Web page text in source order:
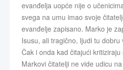
evanđelja uopće nije o
svega na umu imao svoje
evanđelje zapisano. Marko je
Isusu, ali tragično, ljudi tu dobru
Čak i onda kad čitajući
Markovi čitatelji ne vide udicu